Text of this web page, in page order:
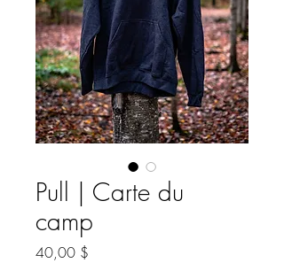
Pull | Carte du
camp
40,00 $